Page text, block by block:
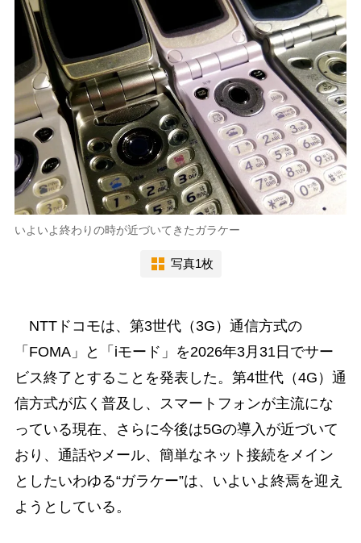
いよいよ終わりの時が近づいてきたガラケー
写真1枚
NTTドコモは、第3世代（3G）通信方式の
「FOMA」と「iモード」を2026年3月31日でサー
ビス終了とすることを発表した。第4世代（4G）通
信方式が広く普及し、スマートフォンが主流にな
っている現在、さらに今後は5Gの導入が近づいて
おり、通話やメール、簡単なネット接続をメイン
としたいわゆる“ガラケー”は、いよいよ終焉を迎え
ようとしている。